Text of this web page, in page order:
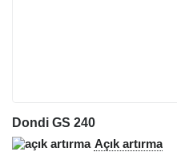
Dondi GS 240
Açık artırma